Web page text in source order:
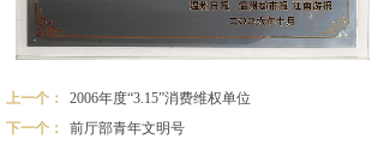
上一个：
2006年度“3.15”消费维权单位
下一个：
前厅部青年文明号